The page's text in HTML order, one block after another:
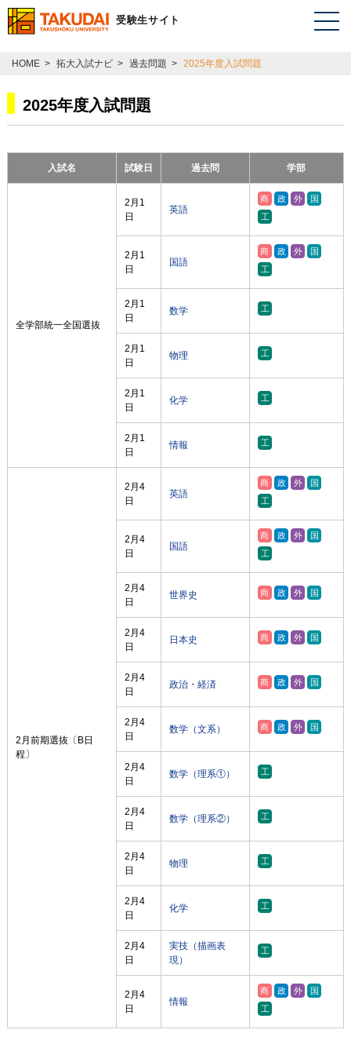
受験生サイト
HOME > 拓大入試ナビ > 過去問題 > 2025年度入試問題
2025年度入試問題
入試名 試験日 過去問 学部
全学部統一全国選抜
2月1
日
英語
2月1
日
国語
2月1
日
数学
2月1
日
物理
2月1
日
化学
2月1
日
情報
2月前期選抜〔B日
程〕
2月4
日
英語
2月4
日
国語
2月4
日
世界史
2月4
日
日本史
2月4
日
政治・経済
2月4
日
数学（文系）
2月4
日
数学（理系①）
2月4
日
数学（理系②）
2月4
日
物理
2月4
日
化学
2月4
日
実技（描画表
現）
2月4
日
情報